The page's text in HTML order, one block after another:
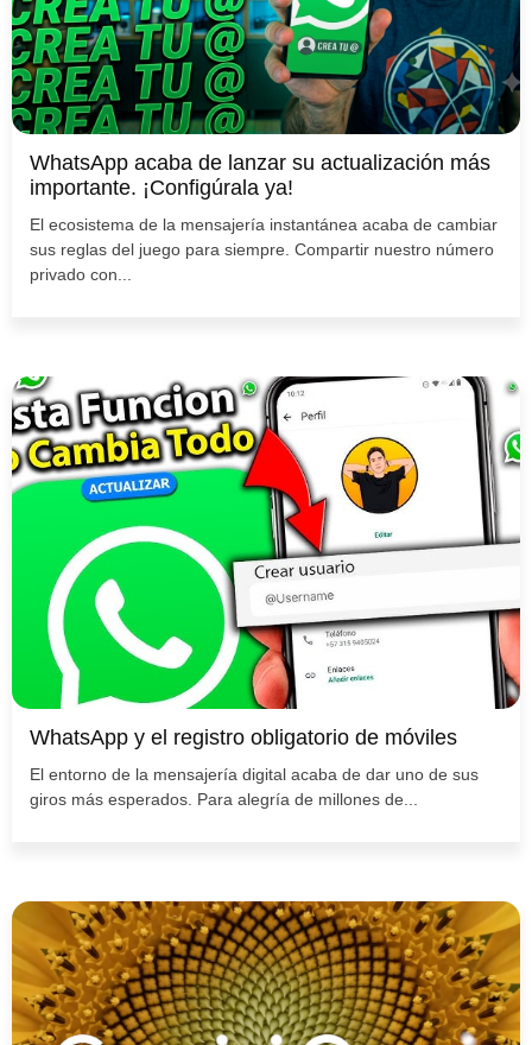
WhatsApp acaba de lanzar su actualización más
importante. ¡Configúrala ya!
El ecosistema de la mensajería instantánea acaba de cambiar
sus reglas del juego para siempre. Compartir nuestro número
privado con...
WhatsApp y el registro obligatorio de móviles
El entorno de la mensajería digital acaba de dar uno de sus
giros más esperados. Para alegría de millones de...